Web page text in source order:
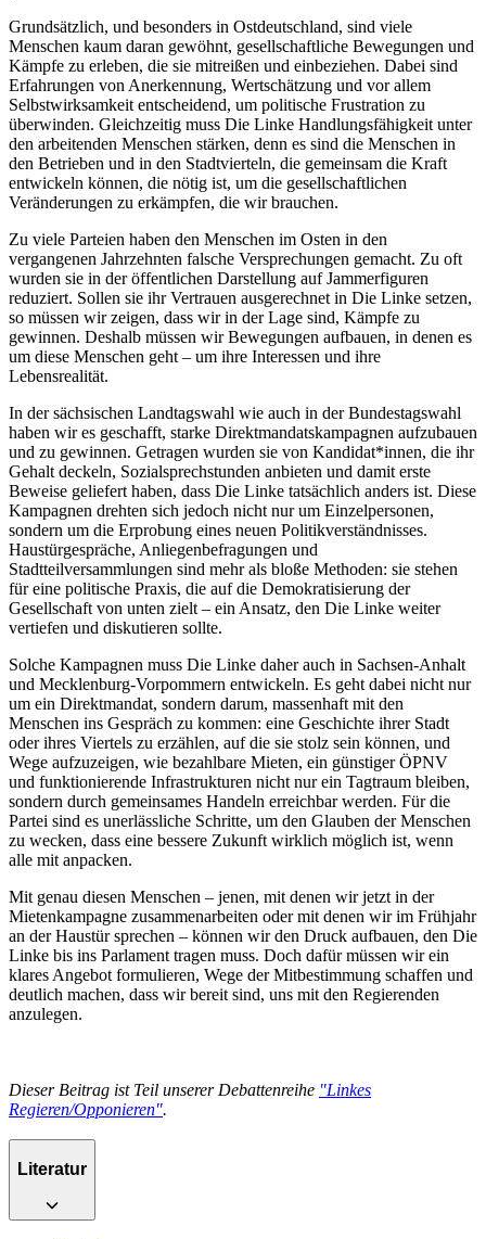
Grundsätzlich, und besonders in Ostdeutschland, sind viele
Menschen kaum daran gewöhnt, gesellschaftliche Bewegungen und
Kämpfe zu erleben, die sie mitreißen und einbeziehen. Dabei sind
Erfahrungen von Anerkennung, Wertschätzung und vor allem
Selbstwirksamkeit entscheidend, um politische Frustration zu
überwinden. Gleichzeitig muss Die Linke Handlungsfähigkeit unter
den arbeitenden Menschen stärken, denn es sind die Menschen in
den Betrieben und in den Stadtvierteln, die gemeinsam die Kraft
entwickeln können, die nötig ist, um die gesellschaftlichen
Veränderungen zu erkämpfen, die wir brauchen.
Zu viele Parteien haben den Menschen im Osten in den
vergangenen Jahrzehnten falsche Versprechungen gemacht. Zu oft
wurden sie in der öffentlichen Darstellung auf Jammerfiguren
reduziert. Sollen sie ihr Vertrauen ausgerechnet in Die Linke setzen,
so müssen wir zeigen, dass wir in der Lage sind, Kämpfe zu
gewinnen. Deshalb müssen wir Bewegungen aufbauen, in denen es
um diese Menschen geht – um ihre Interessen und ihre
Lebensrealität.
In der sächsischen Landtagswahl wie auch in der Bundestagswahl
haben wir es geschafft, starke Direktmandatskampagnen aufzubauen
und zu gewinnen. Getragen wurden sie von Kandidat*innen, die ihr
Gehalt deckeln, Sozialsprechstunden anbieten und damit erste
Beweise geliefert haben, dass Die Linke tatsächlich anders ist. Diese
Kampagnen drehten sich jedoch nicht nur um Einzelpersonen,
sondern um die Erprobung eines neuen Politikverständnisses.
Haustürgespräche, Anliegenbefragungen und
Stadtteilversammlungen sind mehr als bloße Methoden: sie stehen
für eine politische Praxis, die auf die Demokratisierung der
Gesellschaft von unten zielt – ein Ansatz, den Die Linke weiter
vertiefen und diskutieren sollte.
Solche Kampagnen muss Die Linke daher auch in Sachsen-Anhalt
und Mecklenburg-Vorpommern entwickeln. Es geht dabei nicht nur
um ein Direktmandat, sondern darum, massenhaft mit den
Menschen ins Gespräch zu kommen: eine Geschichte ihrer Stadt
oder ihres Viertels zu erzählen, auf die sie stolz sein können, und
Wege aufzuzeigen, wie bezahlbare Mieten, ein günstiger ÖPNV
und funktionierende Infrastrukturen nicht nur ein Tagtraum bleiben,
sondern durch gemeinsames Handeln erreichbar werden. Für die
Partei sind es unerlässliche Schritte, um den Glauben der Menschen
zu wecken, dass eine bessere Zukunft wirklich möglich ist, wenn
alle mit anpacken.
Mit genau diesen Menschen – jenen, mit denen wir jetzt in der
Mietenkampagne zusammenarbeiten oder mit denen wir im Frühjahr
an der Haustür sprechen – können wir den Druck aufbauen, den Die
Linke bis ins Parlament tragen muss. Doch dafür müssen wir ein
klares Angebot formulieren, Wege der Mitbestimmung schaffen und
deutlich machen, dass wir bereit sind, uns mit den Regierenden
anzulegen.
Dieser Beitrag ist Teil unserer Debattenreihe "Linkes
Regieren/Opponieren".
Literatur